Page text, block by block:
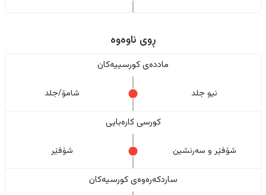
ڕوی ناوەوە
ماددەی کورسییەکان
نیو جلد شامۆ/جلد
کورسی کارەبایی
شۆفێر و سەرنشین شۆفێر
ساردکەرەوەی کورسیەکان